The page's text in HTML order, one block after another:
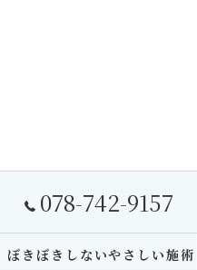
078-742-9157
ぼきぼきしないやさしい施術